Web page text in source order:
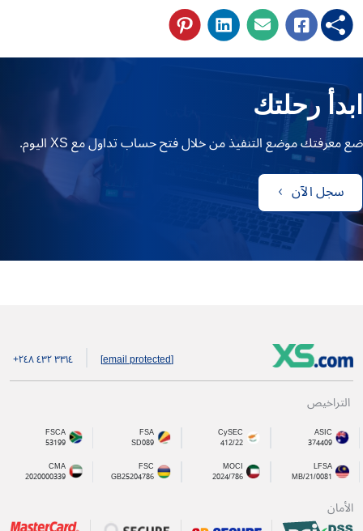
ابدأ رحلتك
ضع معرفتك موضع التنفيذ من خلال فتح حساب تداول مع XS اليوم.
سجل الآن
[email protected] +۲٤۸ ٤۳۲ ۳۳۱٤
التراخيص
ASIC
374409
CySEC
412/22
FSA
SD089
FSCA
53199
LFSA
MB/21/0081
MOCI
2024/786
FSC
GB25204786
CMA
2020000339
الأمان